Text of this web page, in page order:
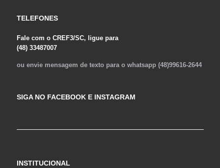
TELEFONES
Fale com o CREF3/SC, ligue para
(48) 33487007
ou envie mensagem de texto para o whatsapp (48)99616-2644
SIGA NO FACEBOOK E INSTAGRAM
INSTITUCIONAL